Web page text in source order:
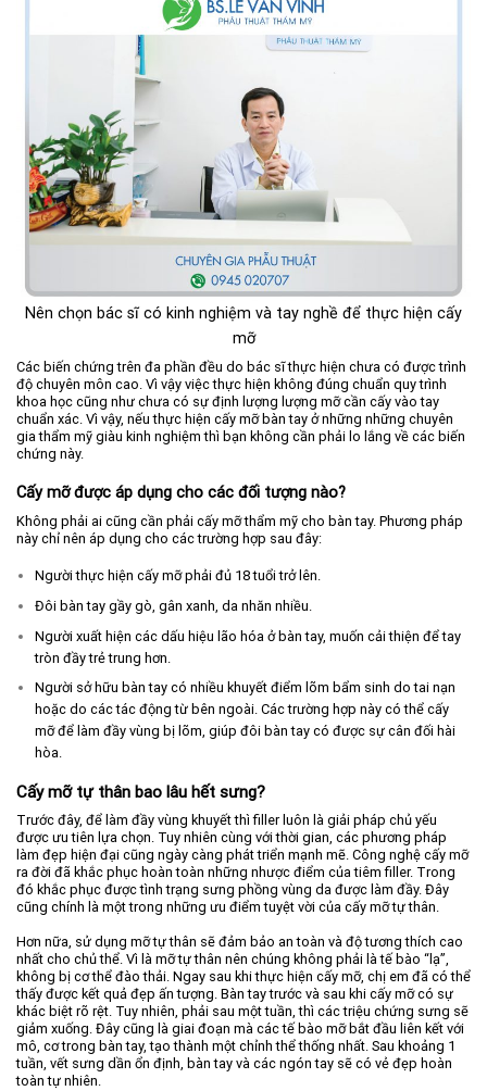
Nên chọn bác sĩ có kinh nghiệm và tay nghề để thực hiện cấy
mỡ
Các biến chứng trên đa phần đều do bác sĩ thực hiện chưa có được trình
độ chuyên môn cao. Vì vậy việc thực hiện không đúng chuẩn quy trình
khoa học cũng như chưa có sự định lượng lượng mỡ cần cấy vào tay
chuẩn xác. Vì vậy, nếu thực hiện cấy mỡ bàn tay ở những những chuyên
gia thẩm mỹ giàu kinh nghiệm thì bạn không cần phải lo lắng về các biến
chứng này.
Cấy mỡ được áp dụng cho các đối tượng nào?
Không phải ai cũng cần phải cấy mỡ thẩm mỹ cho bàn tay. Phương pháp
này chỉ nên áp dụng cho các trường hợp sau đây:
Người thực hiện cấy mỡ phải đủ 18 tuổi trở lên.
Đôi bàn tay gầy gò, gân xanh, da nhăn nhiều.
Người xuất hiện các dấu hiệu lão hóa ở bàn tay, muốn cải thiện để tay
tròn đầy trẻ trung hơn.
Người sở hữu bàn tay có nhiều khuyết điểm lõm bẩm sinh do tai nạn
hoặc do các tác động từ bên ngoài. Các trường hợp này có thể cấy
mỡ để làm đầy vùng bị lõm, giúp đôi bàn tay có được sự cân đối hài
hòa.
Cấy mỡ tự thân bao lâu hết sưng?
Trước đây, để làm đầy vùng khuyết thì filler luôn là giải pháp chủ yếu
được ưu tiên lựa chọn. Tuy nhiên cùng với thời gian, các phương pháp
làm đẹp hiện đại cũng ngày càng phát triển mạnh mẽ. Công nghệ cấy mỡ
ra đời đã khắc phục hoàn toàn những nhược điểm của tiêm filler. Trong
đó khắc phục được tình trạng sưng phồng vùng da được làm đầy. Đây
cũng chính là một trong những ưu điểm tuyệt vời của cấy mỡ tự thân.
Hơn nữa, sử dụng mỡ tự thân sẽ đảm bảo an toàn và độ tương thích cao
nhất cho chủ thể. Vì là mỡ tự thân nên chúng không phải là tế bào “lạ”,
không bị cơ thể đào thải. Ngay sau khi thực hiện cấy mỡ, chị em đã có thể
thấy được kết quả đẹp ấn tượng. Bàn tay trước và sau khi cấy mỡ có sự
khác biệt rõ rệt. Tuy nhiên, phải sau một tuần, thì các triệu chứng sưng sẽ
giảm xuống. Đây cũng là giai đoạn mà các tế bào mỡ bắt đầu liên kết với
mô, cơ trong bàn tay, tạo thành một chỉnh thể thống nhất. Sau khoảng 1
tuần, vết sưng dần ổn định, bàn tay và các ngón tay sẽ có vẻ đẹp hoàn
toàn tự nhiên.